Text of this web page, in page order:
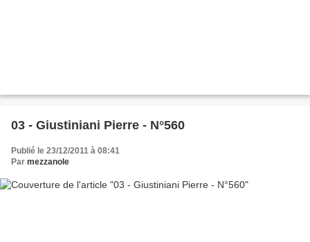
03 - Giustiniani Pierre - N°560
Publié le 23/12/2011 à 08:41
Par mezzanole